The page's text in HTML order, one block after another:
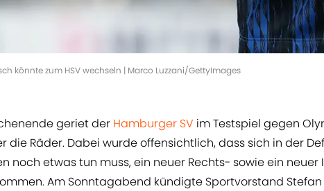
könnte zum HSV wechseln | Marco Luzzani/GettyImages
geriet der Hamburger SV im Testspiel gegen
die Räder. Dabei wurde offensichtlich, dass sich in der
noch etwas tun muss, ein neuer Rechts- sowie ein
Am Sonntagabend kündigte Sportvorstand Stefan